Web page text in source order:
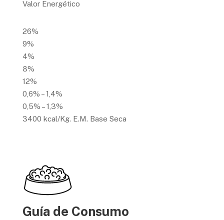
Valor Energético
26%
9%
4%
8%
12%
0,6% – 1,4%
0,5% – 1,3%
3400 kcal/Kg. E.M. Base Seca
Guía de Consumo